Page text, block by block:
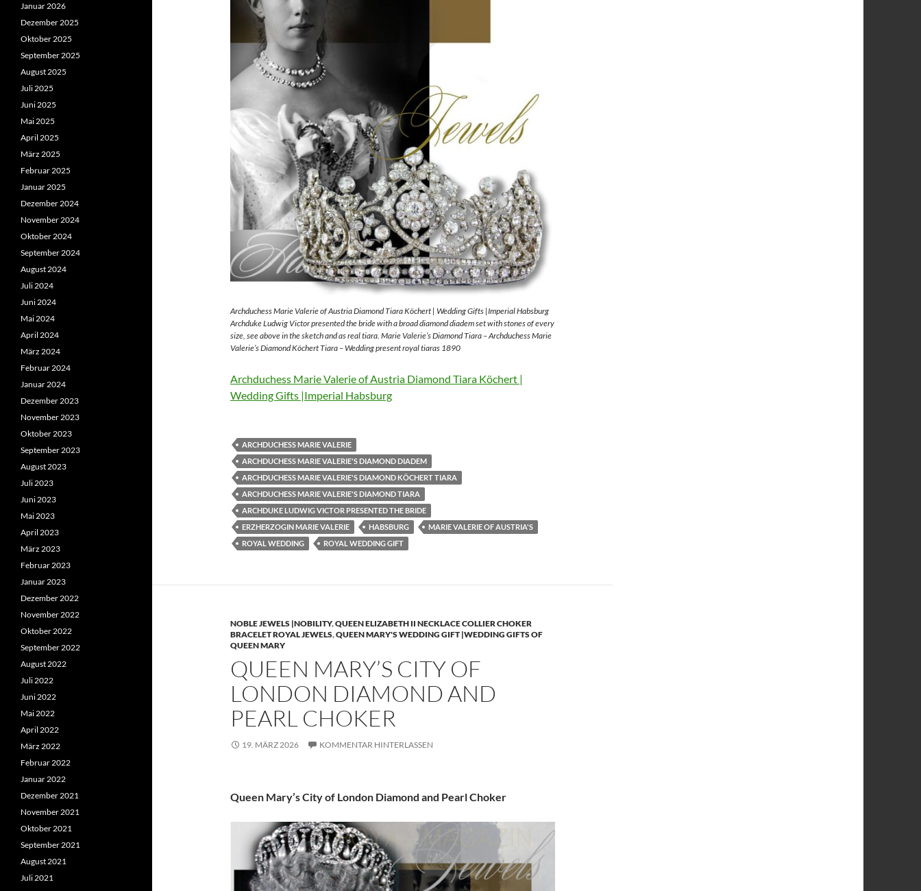
Archduchess Marie Valerie of Austria Diamond Tiara Köchert | Wedding Gifts |Imperial Habsburg
Archduke Ludwig Victor presented the bride with a broad diamond diadem set with stones of every
size, see above in the sketch and as real tiara. Marie Valerie’s Diamond Tiara – Archduchess Marie
Valerie’s Diamond Köchert Tiara – Wedding present royal tiaras 1890
Archduchess Marie Valerie of Austria Diamond Tiara Köchert |
Wedding Gifts |Imperial Habsburg
ARCHDUCHESS MARIE VALERIE
ARCHDUCHESS MARIE VALERIE'S DIAMOND DIADEM
ARCHDUCHESS MARIE VALERIE'S DIAMOND KÖCHERT TIARA
ARCHDUCHESS MARIE VALERIE'S DIAMOND TIARA
ARCHDUKE LUDWIG VICTOR PRESENTED THE BRIDE
ERZHERZOGIN MARIE VALERIE
HABSBURG
MARIE VALERIE OF AUSTRIA'S
ROYAL WEDDING
ROYAL WEDDING GIFT
NOBLE JEWELS |NOBILITY,QUEEN ELIZABETH II NECKLACE COLLIER CHOKER
BRACELET ROYAL JEWELS,QUEEN MARY'S WEDDING GIFT |WEDDING GIFTS OF
QUEEN MARY
QUEEN MARY’S CITY OF
LONDON DIAMOND AND
PEARL CHOKER
19. MÄRZ 2026 KOMMENTAR HINTERLASSEN
Queen Mary’s City of London Diamond and Pearl Choker
Januar 2026
Dezember 2025
Oktober 2025
September 2025
August 2025
Juli 2025
Juni 2025
Mai 2025
April 2025
März 2025
Februar 2025
Januar 2025
Dezember 2024
November 2024
Oktober 2024
September 2024
August 2024
Juli 2024
Juni 2024
Mai 2024
April 2024
März 2024
Februar 2024
Januar 2024
Dezember 2023
November 2023
Oktober 2023
September 2023
August 2023
Juli 2023
Juni 2023
Mai 2023
April 2023
März 2023
Februar 2023
Januar 2023
Dezember 2022
November 2022
Oktober 2022
September 2022
August 2022
Juli 2022
Juni 2022
Mai 2022
April 2022
März 2022
Februar 2022
Januar 2022
Dezember 2021
November 2021
Oktober 2021
September 2021
August 2021
Juli 2021